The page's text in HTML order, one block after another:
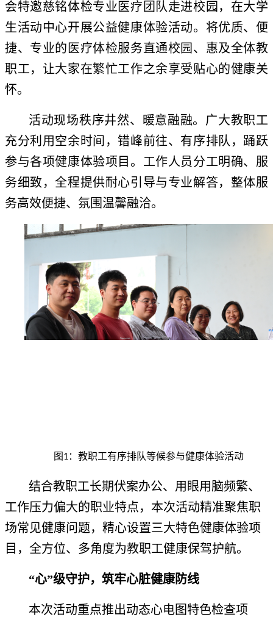
会特邀慈铭体检专业医疗团队走进校园，在大学
生活动中心开展公益健康体验活动。将优质、便
捷、专业的医疗体检服务直通校园、惠及全体教
职工，让大家在繁忙工作之余享受贴心的健康关
怀。
活动现场秩序井然、暖意融融。广大教职工
充分利用空余时间，错峰前往、有序排队，踊跃
参与各项健康体验项目。工作人员分工明确、服
务细致，全程提供耐心引导与专业解答，整体服
务高效便捷、氛围温馨融洽。
图 1 ：教职工有序排队等候参与健康体验活动
结合教职工长期伏案办公、用眼用脑频繁、
工作压力偏大的职业特点，本次活动精准聚焦职
场常见健康问题，精心设置三大特色健康体验项
目，全方位、多角度为教职工健康保驾护航。
“心”级守护，筑牢心脏健康防线
本次活动重点推出动态心电图特色检查项